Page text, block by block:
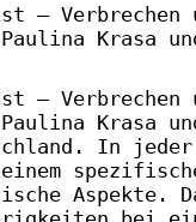
–
Krasa
–
Krasa
In
Aspekte.